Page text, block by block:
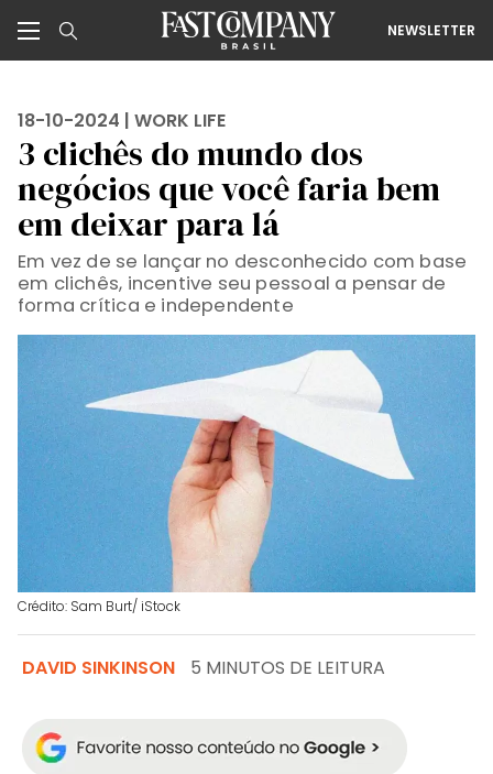
NEWSLETTER
18-10-2024 | WORK LIFE
3 clichês do mundo dos
negócios que você faria bem
em deixar para lá
Em vez de se lançar no desconhecido com base
em clichês, incentive seu pessoal a pensar de
forma crítica e independente
Crédito: Sam Burt/ iStock
DAVID SINKINSON 5 MINUTOS DE LEITURA